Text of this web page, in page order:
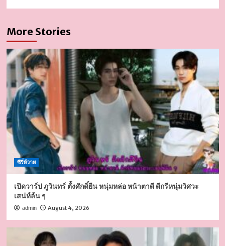
More Stories
ซีรี่ย์วาย
เปิดวาร์ป ภูวินทร์ ตั้งศักดิ์ยืน หนุ่มหล่อ หน้าตาดี ดีกรีหนุ่มวิศวะ
เสน่ห์ล้น ๆ
admin August 4, 2026